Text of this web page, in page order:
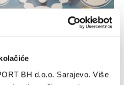
BH d.o.o. Sarajevo. Više